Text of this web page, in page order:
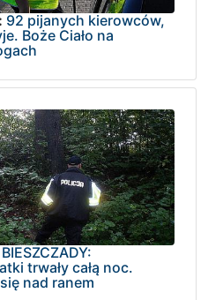
92 pijanych kierowców,
Boże Ciało na
BIESZCZADY:
trwały całą noc.
nad ranem